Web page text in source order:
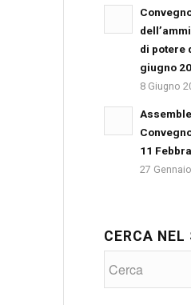
di potere
giugno
8 Giugno
11
27
CERCA NEL